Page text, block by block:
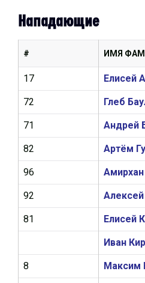
Нападающие
ИМЯ
Елисей
Глеб
Андрей
Артём
Амирхан
Елисей
Иван
Максим
#
17
72
71
82
96
92
81
8